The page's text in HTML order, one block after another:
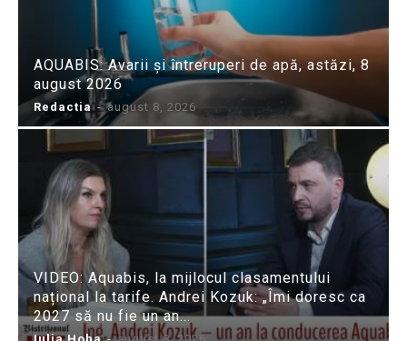
AQUABIS: Avarii și întreruperi de apă, astăzi, 8
august 2026
Redactia - august 8, 2026
VIDEO: Aquabis, la mijlocul clasamentului
național la tarife. Andrei Kozuk: „Îmi doresc ca
2027 să nu fie un an...